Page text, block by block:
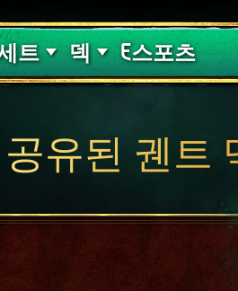
트 덱
덱 가이드
E스포츠
공유된 궨트